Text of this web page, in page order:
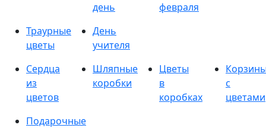
день
февраля
Траурные
цветы
День
учителя
Сердца
из
цветов
Шляпные
коробки
Цветы
в
коробках
с
цветами
Подарочные